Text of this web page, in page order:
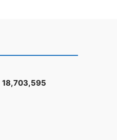
18,703,595